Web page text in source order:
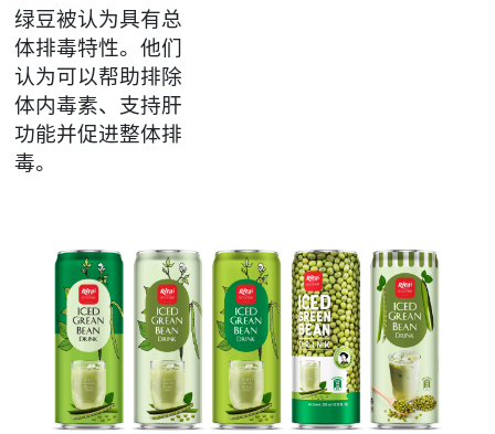
绿豆被认为具有总
体排毒特性。他们
认为可以帮助排除
体内毒素、支持肝
功能并促进整体排
毒。